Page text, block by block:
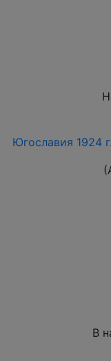
Югославия 1924
В